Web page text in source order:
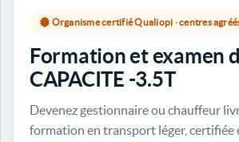
Organisme certifié Qualiopi · centres
Formation et examen
CAPACITE -3.5T
Devenez gestionnaire ou chauffeur
formation en transport léger, certifiée